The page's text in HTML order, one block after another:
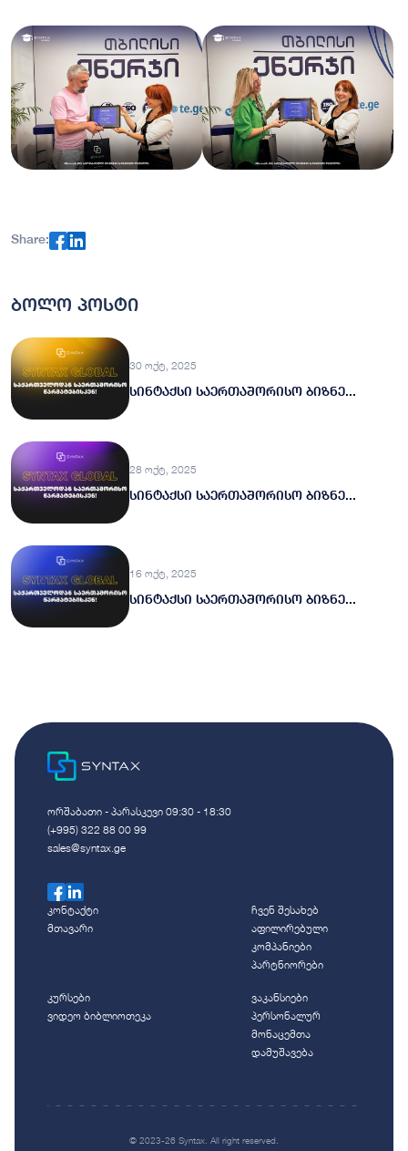
Share:
ბოლო პოსტი
30 ოქტ, 2025
სინტაქსი საერთაშორისო ბიზნე...
28 ოქტ, 2025
სინტაქსი საერთაშორისო ბიზნე...
16 ოქტ, 2025
სინტაქსი საერთაშორისო ბიზნე...
ორშაბათი - პარასკევი 09:30 - 18:30
(+995) 322 88 00 99
sales@syntax.ge
კონტაქტი
მთავარი
ჩვენ შესახებ
აფილირებული
კომპანიები
პარტნიორები
კურსები
ვიდეო ბიბლიოთეკა
ვაკანსიები
პერსონალურ
მონაცემთა
დამუშავება
© 2023-26 Syntax. All right reserved.